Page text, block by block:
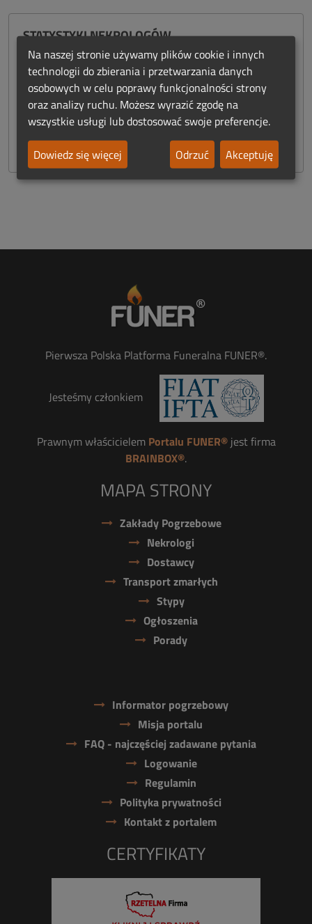
STATYSTYKI NEKROLOGÓW
DODANE NEKROLOGI:
9 245
ŚWIECZKI PAMIĘCI:
11 155 779
Pierwsza Polska Platforma Funeralna FUNER®.
Jesteśmy członkiem
Prawnym właścicielem Portalu FUNER®jest firma
BRAINBOX®.
MAPA STRONY
Zakłady Pogrzebowe
Nekrologi
Dostawcy
Transport zmarłych
Stypy
Ogłoszenia
Porady
Informator pogrzebowy
Misja portalu
FAQ - najczęściej zadawane pytania
Logowanie
Regulamin
Polityka prywatności
Kontakt z portalem
CERTYFIKATY
Na naszej stronie używamy plików cookie i innych
technologii do zbierania i przetwarzania danych
osobowych w celu poprawy funkcjonalności strony
oraz analizy ruchu. Możesz wyrazić zgodę na
wszystkie usługi lub dostosować swoje preferencje.
Dowiedz się więcej
Odrzuć Akceptuję